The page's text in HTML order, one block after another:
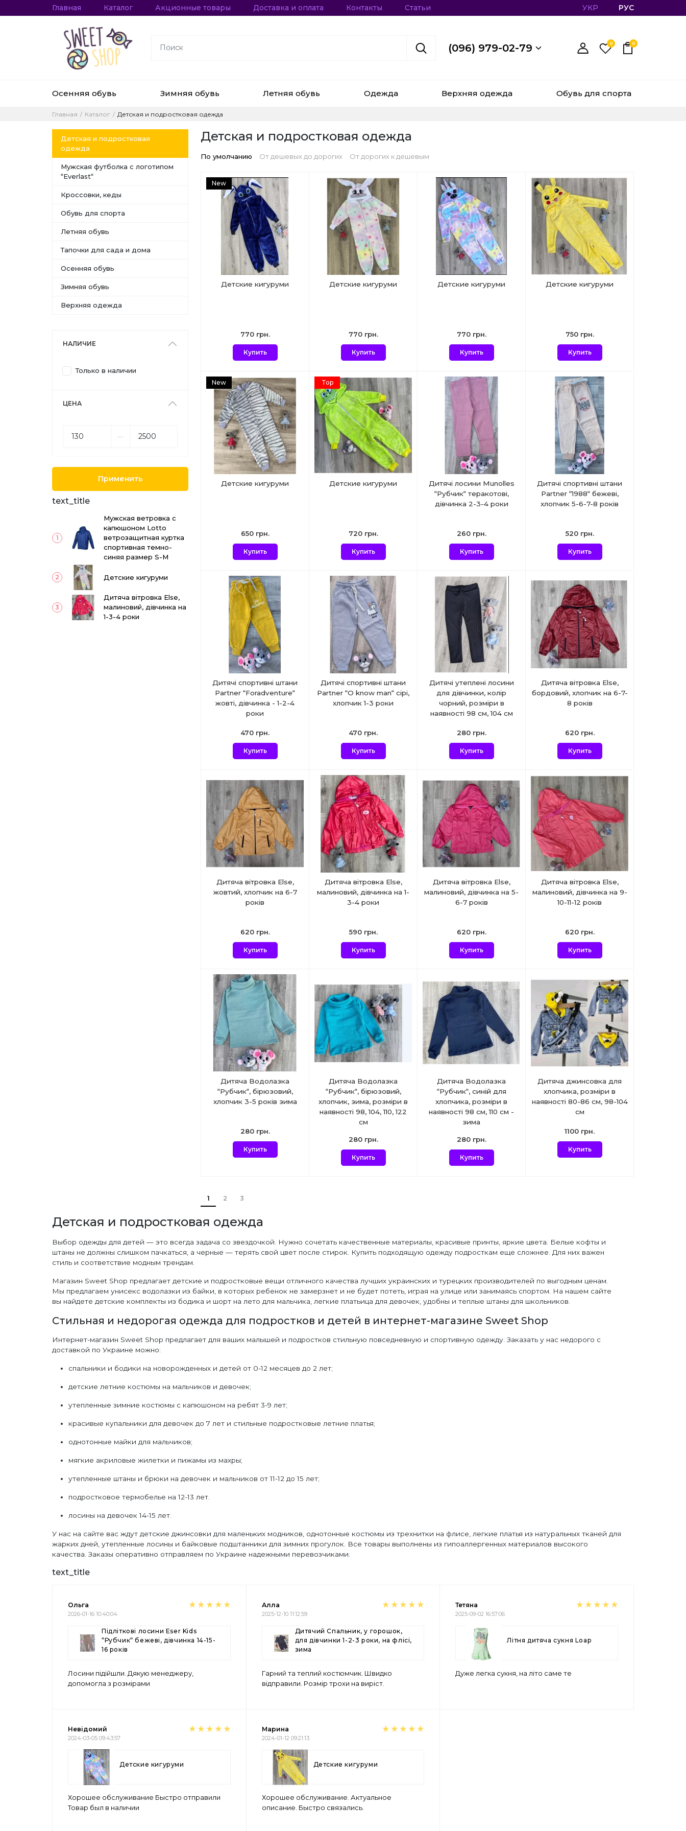
Главная Каталог Акционные товары Доставка и оплата Контакты Статьи УКР РУС
(096) 979-02-79 0 0
Осенняя обувь Зимняя обувь Летняя обувь Одежда Верхняя одежда Обувь для спорта
Главная Каталог Детская и подростковая одежда
Детская и подростковая
одежда
Мужская футболка с логотипом
“Everlast“
Кроссовки, кеды
Обувь для спорта
Летняя обувь
Тапочки для сада и дома
Осенняя обувь
Зимняя обувь
Верхняя одежда
НАЛИЧИЕ
Только в наличии
ЦЕНА
––
Применить
text_title
1
Мужская ветровка с
капюшоном Lotto
ветрозащитная куртка
спортивная темно-
синяя размер S-M
2 Детские кигуруми
3
Дитяча вітровка Else,
малиновий, дівчинка на
1-3-4 роки
Детская и подростковая одежда
По умолчанию От дешевых до дорогих От дорогих к дешевым
New
Детские кигуруми
770 грн.
Купить
Детские кигуруми
770 грн.
Купить
Детские кигуруми
770 грн.
Купить
Детские кигуруми
750 грн.
Купить
New
Детские кигуруми
650 грн.
Купить
Top
Детские кигуруми
720 грн.
Купить
Дитячі лосини Munolles
“Рубчик“ теракотові,
дівчинка 2-3-4 роки
260 грн.
Купить
Дитячі спортивні штани
Partner “1988“ бежеві,
хлопчик 5-6-7-8 років
520 грн.
Купить
Дитячі спортивні штани
Partner “Foradventure“
жовті, дівчинка - 1-2-4
роки
470 грн.
Купить
Дитячі спортивні штани
Partner “O know man“ сірі,
хлопчик 1-3 роки
470 грн.
Купить
Дитячі утеплені лосини
для дівчинки, колір
чорний, розміри в
наявності 98 см, 104 см
280 грн.
Купить
Дитяча вітровка Else,
бордовий, хлопчик на 6-7-
8 років
620 грн.
Купить
Дитяча вітровка Else,
жовтий, хлопчик на 6-7
років
620 грн.
Купить
Дитяча вітровка Else,
малиновий, дівчинка на 1-
3-4 роки
590 грн.
Купить
Дитяча вітровка Else,
малиновий, дівчинка на 5-
6-7 років
620 грн.
Купить
Дитяча вітровка Else,
малиновий, дівчинка на 9-
10-11-12 років
620 грн.
Купить
Дитяча Водолазка
“Рубчик“, бірюзовий,
хлопчик 3-5 років зима
280 грн.
Купить
Дитяча Водолазка
“Рубчик“, бірюзовий,
хлопчик, зима, розміри в
наявності 98, 104, 110, 122
см
280 грн.
Купить
Дитяча Водолазка
“Рубчик“, синій для
хлопчика, розміри в
наявності 98 см, 110 см -
зима
280 грн.
Купить
Дитяча джинсовка для
хлопчика, розміри в
наявності 80-86 см, 98-104
см
1100 грн.
Купить
1 2 3
Детская и подростковая одежда
Выбор одежды для детей — это всегда задача со звездочкой. Нужно сочетать качественные материалы, красивые принты, яркие цвета. Белые кофты и
штаны не должны слишком пачкаться, а черные — терять свой цвет после стирок. Купить подходящую одежду подросткам еще сложнее. Для них важен
стиль и соответствие модным трендам.
Магазин Sweet Shop предлагает детские и подростковые вещи отличного качества лучших украинских и турецких производителей по выгодным ценам.
Мы предлагаем унисекс водолазки из байки, в которых ребенок не замерзнет и не будет потеть, играя на улице или занимаясь спортом. На нашем сайте
вы найдете детские комплекты из бодика и шорт на лето для мальчика, легкие платьица для девочек, удобны и теплые штаны для школьников.
Стильная и недорогая одежда для подростков и детей в интернет-магазине Sweet Shop
Интернет-магазин Sweet Shop предлагает для ваших малышей и подростков стильную повседневную и спортивную одежду. Заказать у нас недорого с
доставкой по Украине можно:
спальники и бодики на новорожденных и детей от 0-12 месяцев до 2 лет;
детские летние костюмы на мальчиков и девочек;
утепленные зимние костюмы с капюшоном на ребят 3-9 лет;
красивые купальники для девочек до 7 лет и стильные подростковые летние платья;
однотонные майки для мальчиков;
мягкие акриловые жилетки и пижамы из махры;
утепленные штаны и брюки на девочек и мальчиков от 11-12 до 15 лет;
подростковое термобелье на 12-13 лет.
лосины на девочек 14-15 лет.
У нас на сайте вас ждут детские джинсовки для маленьких модников, однотонные костюмы из трехнитки на флисе, легкие платья из натуральных тканей для
жарких дней, утепленные лосины и байковые подштанники для зимних прогулок. Все товары выполнены из гипоаллергенных материалов высокого
качества. Заказы оперативно отправляем по Украине надежными перевозчиками.
text_title
Ольга
2026-01-16 10:40:04
Підліткові лосини Eser Kids
“Рубчик“ бежеві, дівчинка 14-15-
16 років
Лосини підійшли. Дякую менеджеру,
допомогла з розмірами
Алла
2025-12-10 11:12:59
Дитячий Спальник, у горошок,
для дівчинки 1-2-3 роки, на флісі,
зима
Гарний та теплий костюмчик. Швидко
відправили. Розмір трохи на виріст.
Тетяна
2025-09-02 16:57:06
Літня дитяча сукня Loap
Дуже легка сукня, на літо саме те
Невідомий
2024-03-05 09:43:57
Детские кигуруми
Хорошее обслуживание Быстро отправили
Товар был в наличии
Марина
2024-01-12 09:21:13
Детские кигуруми
Хорошее обслуживание. Актуальное
описание. Быстро связались.